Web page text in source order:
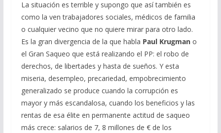
La situación es terrible y supongo que así también es
como la ven trabajadores sociales, médicos de familia
o cualquier vecino que no quiere mirar para otro lado.
Es la gran divergencia de la que habla Paul Krugmano
el Gran Saqueo que está realizando el PP: el robo de
derechos, de libertades y hasta de sueños. Y esta
miseria, desempleo, precariedad, empobrecimiento
generalizado se produce cuando la corrupción es
mayor y más escandalosa, cuando los beneficios y las
rentas de esa élite en permanente actitud de saqueo
más crece: salarios de 7, 8 millones de € de los